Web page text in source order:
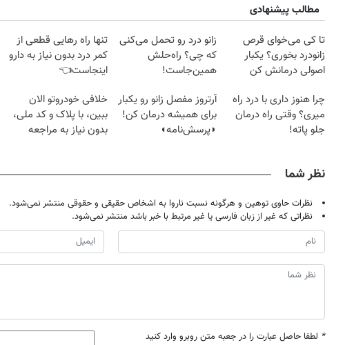
مطالب پیشنهادی
تا کی می‌خوای قرص
زانودرد بخوری؟ یکبار
اصولی درمانش کن
زانو درد رو تحمل می‌کنی
که چی؟ راه‌حلش
همین‌جاست!
تنها راه رهایی قطعی از
کمر درد بدون نیاز به دارو
اینجاست👈
چرا هنوز داری با درد راه
میری؟ وقتی راه درمان
جلو پاته!
آرتروز مفصل زانو رو یکبار
برای همیشه درمان کن!
◗پرسش‌نامه◖
خلافی خودروتو الان
ببین، با پلاک و کد ملی،
بدون نیاز به مراجعه
نظر شما
نظرات حاوی توهین و هرگونه نسبت ناروا به اشخاص حقیقی و حقوقی منتشر نمی‌شود.
نظراتی که غیر از زبان فارسی یا غیر مرتبط با خبر باشد منتشر نمی‌شود.
* لطفا حاصل عبارت را در جعبه متن روبرو وارد کنید